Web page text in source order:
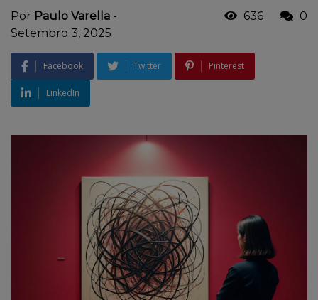
Por Paulo Varella -
Setembro 3, 2025
636 0
Facebook Twitter Pinterest
LinkedIn